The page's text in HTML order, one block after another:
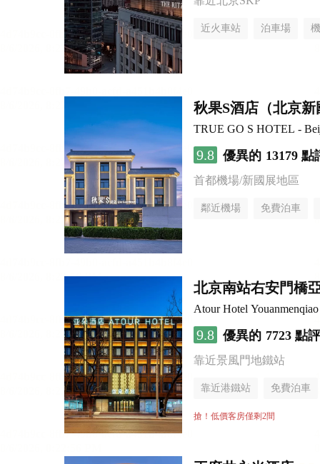
近火車站 泊車場
秋果S酒店（北京
TRUE GO S HOTEL -
9.8 優異的 13179 點
首都機場/新國展地區
鄰近機場 免費泊車
北京南站右安門橋
Atour Hotel
9.8 優異的 7723 點評
靠近景風門地鐵站
靠近港鐵站 免費泊車
行李寄存服務
搶！低價客房僅剩2間